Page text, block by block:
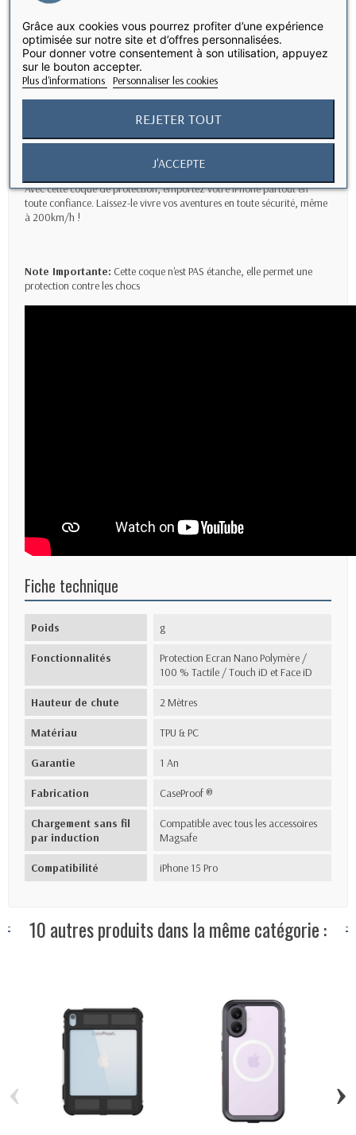
Elégance & Transparence
Fabriqué en polycarbonate transparent et de matériaux souples, cette
coque anti-choc s’ajuste parfaitement à votre iPhone, laissant son
design d'origine.
Accessibilité Totale
Avec avec sa protection 360°,cette coque assure un accès complet à
toutes les fonctionnalités de votre iPhone 15 Pro.
Mobilité Sans Limites
Avec cette coque de protection, emportez votre iPhone partout en
toute confiance. Laissez-le vivre vos aventures en toute sécurité, même
à 200km/h !
Note Importante: Cette coque n'est PAS étanche, elle permet une
protection contre les chocs
Fiche technique
Poids g
Fonctionnalités
Protection Ecran Nano Polymère /
100 % Tactile / Touch iD et Face iD
Hauteur de chute 2 Mètres
Matériau TPU & PC
Garantie 1 An
Fabrication CaseProof ®
Chargement sans fil
par induction
Compatible avec tous les accessoires
Magsafe
Compatibilité iPhone 15 Pro
10 autres produits dans la même catégorie :
‹ ›
Grâce aux cookies vous pourrez profiter d’une expérience
optimisée sur notre site et d’offres personnalisées.
Pour donner votre consentement à son utilisation, appuyez
sur le bouton accepter.
Plus d'informations Personnaliser les cookies
REJETER TOUT
J'ACCEPTE